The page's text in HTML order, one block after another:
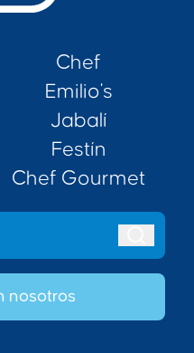
Chef
Emilio's
Jabalí
Festín
Chef Gourmet
nosotros